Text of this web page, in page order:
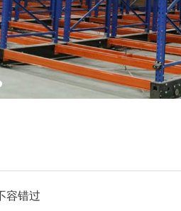
容错过